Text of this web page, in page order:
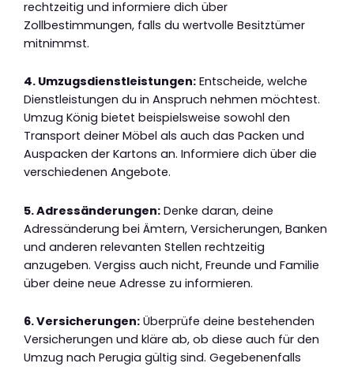
rechtzeitig und informiere dich über
Zollbestimmungen, falls du wertvolle Besitztümer
mitnimmst.
4. Umzugsdienstleistungen: Entscheide, welche
Dienstleistungen du in Anspruch nehmen möchtest.
Umzug König bietet beispielsweise sowohl den
Transport deiner Möbel als auch das Packen und
Auspacken der Kartons an. Informiere dich über die
verschiedenen Angebote.
5. Adressänderungen: Denke daran, deine
Adressänderung bei Ämtern, Versicherungen, Banken
und anderen relevanten Stellen rechtzeitig
anzugeben. Vergiss auch nicht, Freunde und Familie
über deine neue Adresse zu informieren.
6. Versicherungen: Überprüfe deine bestehenden
Versicherungen und kläre ab, ob diese auch für den
Umzug nach Perugia gültig sind. Gegebenenfalls